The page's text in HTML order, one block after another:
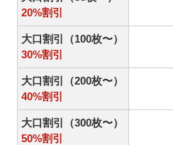
20%割引
大口割引（100枚〜）
30%割引
大口割引（200枚〜）
40%割引
大口割引（300枚〜）
50%割引